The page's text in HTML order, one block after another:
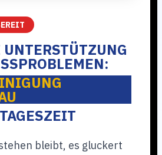
bleibt, es gluckert